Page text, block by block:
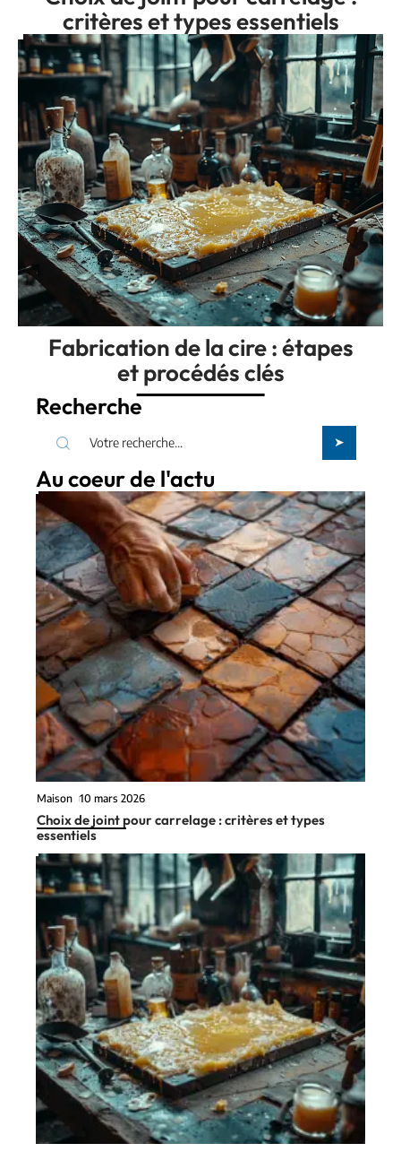
critères et types essentiels
Fabrication de la cire : étapes
et procédés clés
Recherche
Au coeur de l'actu
Maison 10 mars 2026
Choix de joint pour carrelage : critères et types
essentiels